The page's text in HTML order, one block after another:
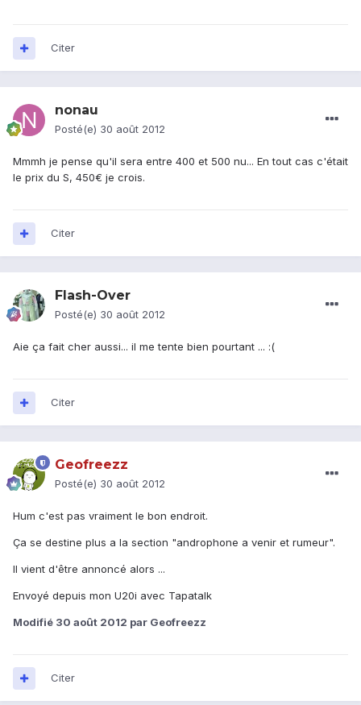
Citer
nonau
Posté(e) 30 août 2012
Mmmh je pense qu'il sera entre 400 et 500 nu... En tout cas c'était
le prix du S, 450€ je crois.
Citer
Flash-Over
Posté(e) 30 août 2012
Aie ça fait cher aussi... il me tente bien pourtant ... :(
Citer
Geofreezz
Posté(e) 30 août 2012
Hum c'est pas vraiment le bon endroit.
Ça se destine plus a la section "androphone a venir et rumeur".
Il vient d'être annoncé alors ...
Envoyé depuis mon U20i avec Tapatalk
Modifié 30 août 2012 par Geofreezz
Citer